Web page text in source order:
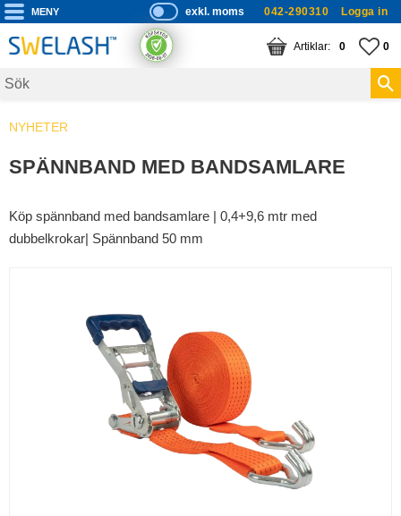
Meny
P
ri
s
s
exkl. moms 042-290310 Logga in
0
KUNDVAGN
ANTAL 0
NYHETER
SPÄNNBAND MED BANDSAMLARE
Köp spännband med bandsamlare | 0,4+9,6 mtr med
dubbelkrokar| Spännband 50 mm